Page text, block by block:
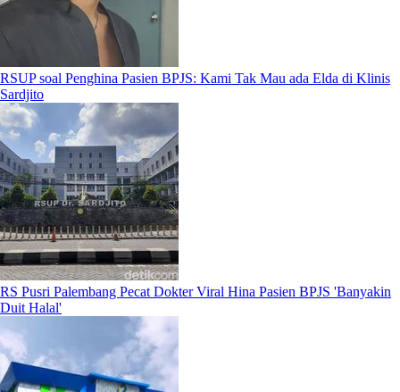
RSUP soal Penghina Pasien BPJS: Kami Tak Mau ada Elda di Klinis
Sardjito
RS Pusri Palembang Pecat Dokter Viral Hina Pasien BPJS 'Banyakin
Duit Halal'